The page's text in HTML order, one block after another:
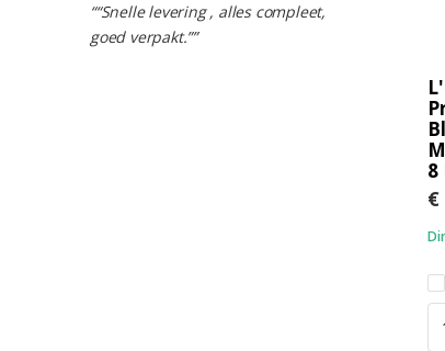
8
€
““Snelle levering , alles compleet,
goed verpakt.””